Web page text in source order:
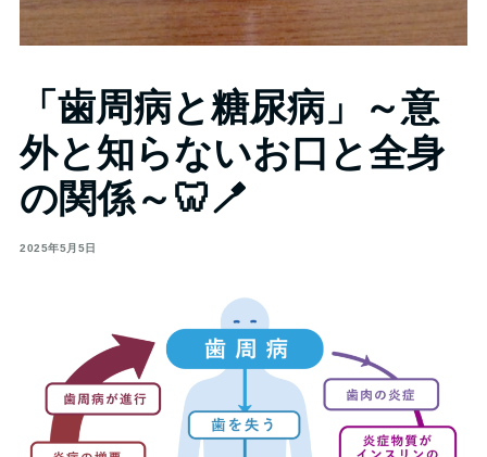
「歯周病と糖尿病」～意
外と知らないお口と全身
の関係～🦷🪥
2025年5月5日